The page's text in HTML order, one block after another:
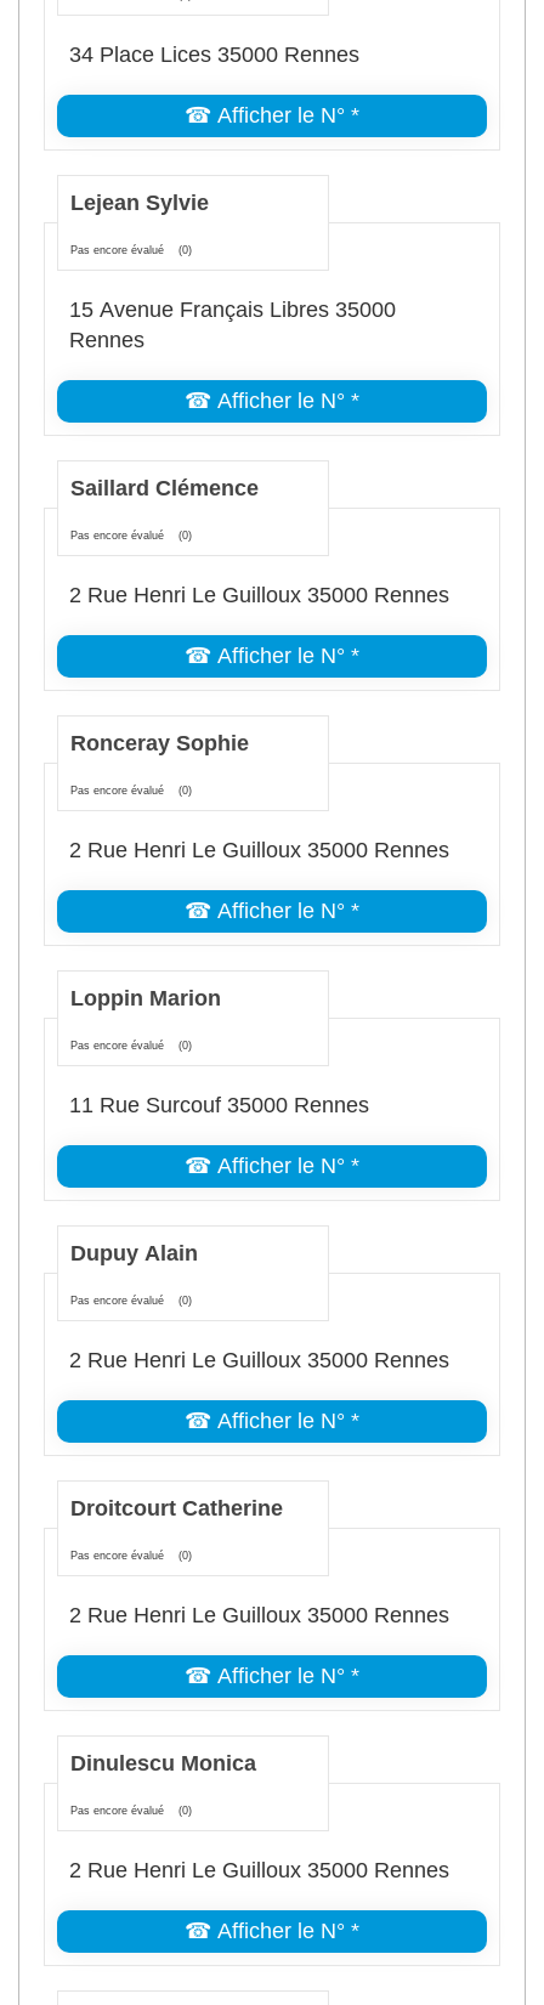
34 Place Lices 35000 Rennes
☎ Afficher le N° *
Lejean Sylvie
Pas encore évalué (0)
15 Avenue Français Libres 35000
Rennes
☎ Afficher le N° *
Saillard Clémence
Pas encore évalué (0)
2 Rue Henri Le Guilloux 35000 Rennes
☎ Afficher le N° *
Ronceray Sophie
Pas encore évalué (0)
2 Rue Henri Le Guilloux 35000 Rennes
☎ Afficher le N° *
Loppin Marion
Pas encore évalué (0)
11 Rue Surcouf 35000 Rennes
☎ Afficher le N° *
Dupuy Alain
Pas encore évalué (0)
2 Rue Henri Le Guilloux 35000 Rennes
☎ Afficher le N° *
Droitcourt Catherine
Pas encore évalué (0)
2 Rue Henri Le Guilloux 35000 Rennes
☎ Afficher le N° *
Dinulescu Monica
Pas encore évalué (0)
2 Rue Henri Le Guilloux 35000 Rennes
☎ Afficher le N° *